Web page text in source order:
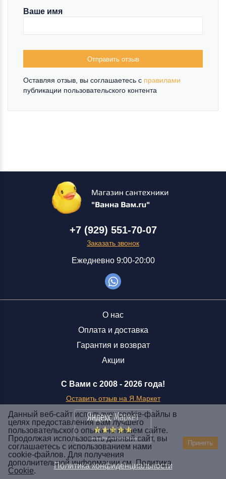
Ваше имя
Отправить отзыв
Оставляя отзыв, вы соглашаетесь c правилами
публикации пользовательского контента
+7 (929) 551-70-07
Заказать звонок
Ежедневно 9:00-20:00
С Вами с 2008 - 2026 года!
Оставить отзыв на Я.Маркет
О нас
Оплата и доставка
Гарантия и возврат
Акции
Политика конфиденциальности
Заказать звонок
+7 (929) 551-70-07
Ежедневно 9:00-20:00
Данный веб-сайт использует cookie-файлы в
целях предоставления вам лучшего
пользовательского опыта на нашем сайте.
Продолжая использовать данный сайт, вы
соглашаетесь с использованием нами
cookie-файлов. Для получения
дополнительной информации см.Политика
Cookie.
Принять